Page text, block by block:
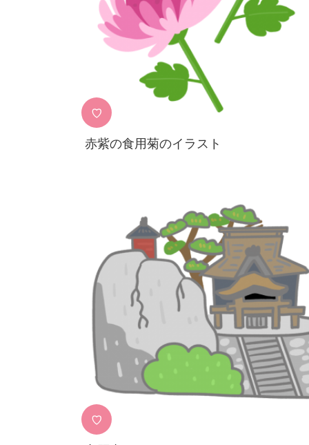
♡
赤紫の食用菊のイラスト
♡